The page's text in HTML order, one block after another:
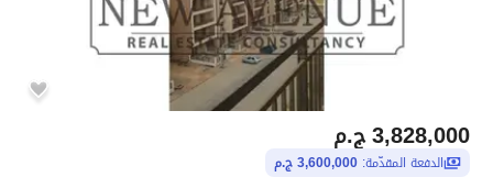
ج.م3,828,000
الدفعة المقدّمة: 3,600,000 ج.م